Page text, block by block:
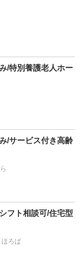
/特別養護老人ホー
/サービス付き高齢
フト相談可/住宅型
ほろば